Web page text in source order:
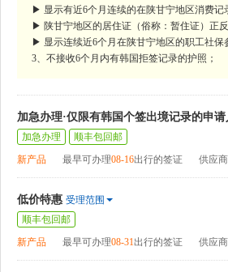
▶ 显示有近6个月连续的在陕甘宁地区消费
▶ 陕甘宁地区的居住证（俗称：暂住证）正
▶ 显示连续近6个月在陕甘宁地区的职工社
3、不接收6个月内有韩国拒签记录的护照；
加急办理·仅限有韩国个签出境记录的申请
加急办理
顺丰包回邮
新产品
最早可办理08-16出行的签证 供应
低价特惠 受理范围
顺丰包回邮
新产品
最早可办理08-31出行的签证 供应